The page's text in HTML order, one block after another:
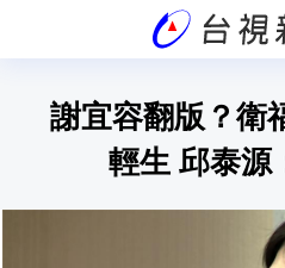
謝宜容翻版？衛
輕生 邱泰源